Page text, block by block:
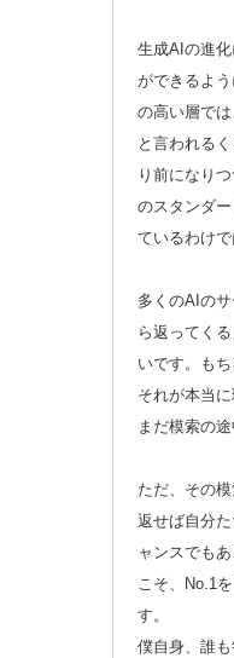
生成AIの進
ができるよ
の高い層では
と言われる
り前になり
のスタンダ
ているわけで
多くのAIの
ら返ってく
いです。も
それが本当
まだ模索の途
ただ、その
返せば自分
ャンスでも
こそ、No.1
す。
僕自身、誰